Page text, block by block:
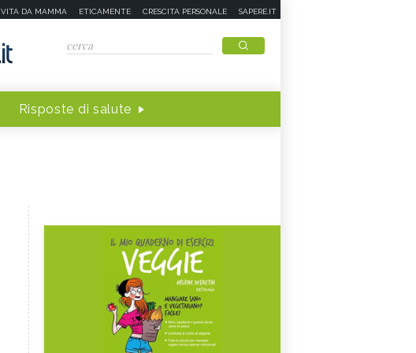
VITA DA MAMMA ETICAMENTE CRESCITA PERSONALE SAPERE.IT
Risposte di salute